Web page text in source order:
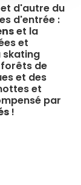
d'autre du
d'entrée :
et la
et
skating
de
et des
et
par
!